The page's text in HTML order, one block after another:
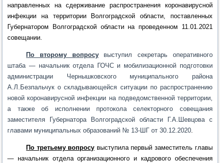
направленных на сдерживание распространения коронавирусной
инфекции на территории
Волгоградской области, поставленных
Губернатором Волгоградской области на проведенном 11.01.2021
совещании.
По второму вопросу выступил секретарь оперативного
штаба— начальник отдела ГОЧС и мобилизационной подготовки
администрации Чернышковского муниципального района
А.Л.Безпальчуко складывающейся ситуации по распространению
новой коронавирусной инфекции на подведомственной территории,
а также об исполнении протокола селекторного совещания
заместителя Губернатора Волгоградской области Г.А.Шевцова с
главами муниципальных образований № 13-ШГ от 30.12.2020.
По третьемувопросу выступила первый заместитель главы
— начальник отдела организационного и кадрового обеспечения